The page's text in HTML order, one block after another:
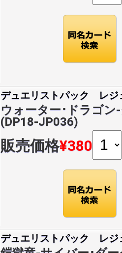
デュエリストパック レジ
ウォーター･ドラゴン
(DP18-JP036)
販売価格¥380
デュエリストパック レジ